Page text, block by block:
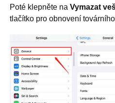
Poté klepněte na Vymazat
tlačítko pro obnovení